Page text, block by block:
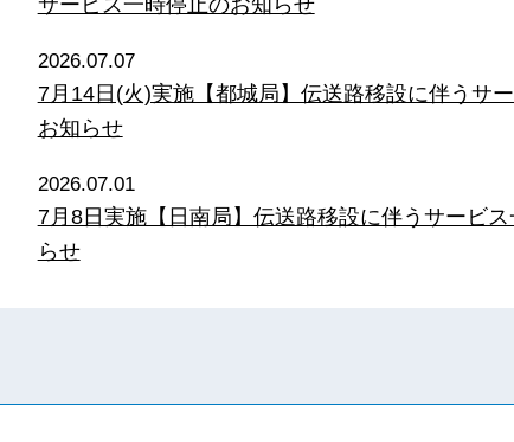
サービス一時停止のお知らせ
2026.07.07
7月14日(火)実施【都城局】伝送路移設に伴うサ
お知らせ
2026.07.01
7月8日実施【日南局】伝送路移設に伴うサービ
らせ